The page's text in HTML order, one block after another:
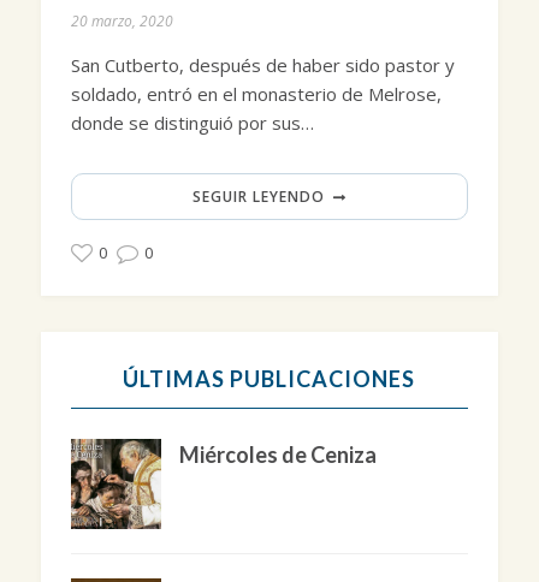
20 marzo, 2020
San Cutberto, después de haber sido pastor y
soldado, entró en el monasterio de Melrose,
donde se distinguió por sus…
SEGUIR LEYENDO
0 0
ÚLTIMAS PUBLICACIONES
Miércoles de Ceniza